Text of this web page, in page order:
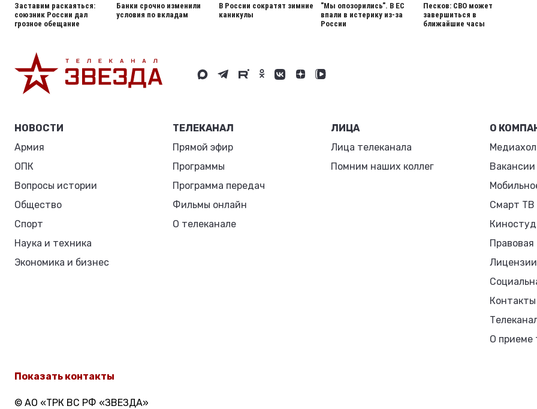
Заставим раскаяться:
союзник России дал
грозное обещание
Банки срочно изменили
условия по вкладам
В России сократят зимние
каникулы
"Мы опозорились". В ЕС
впали в истерику из-за
России
Песков: СВО может
завершиться в
ближайшие часы
НОВОСТИ
Армия
ОПК
Вопросы истории
Общество
Спорт
Наука и техника
Экономика и бизнес
ТЕЛЕКАНАЛ
Прямой эфир
Программы
Программа передач
Фильмы онлайн
О телеканале
ЛИЦА
Лица телеканала
Помним наших коллег
О
Вакансии
Смарт ТВ
Лицензии
Контакты
О приеме
Показать контакты
© АО «ТРК ВС РФ «ЗВЕЗДА»